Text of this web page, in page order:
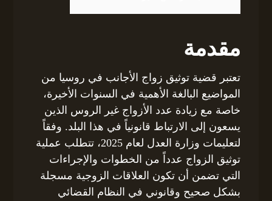
مقدمة
تعتبر قضية توثيق زواج الأجانب في روسيا من
المواضيع البالغة الأهمية في السنوات الأخيرة،
خاصة مع زيادة عدد الأزواج غير الروس الذين
يسعون إلى الارتباط قانونياً في هذا البلد. وفقاً
لتعليمات وزارة العدل لعام 2025، تتطلب عملية
توثيق الزواج عدداً من الخطوات والإجراءات
التي تضمن أن تكون العلاقات الزوجية مسجلة
بشكل صحيح وقانوني في النظام القضائي